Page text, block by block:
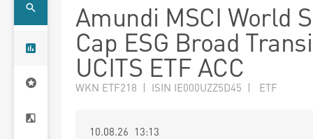
Amundi MSCI World
Cap ESG Broad
UCITS ETF ACC
WKN ETF218 | ISIN IE000UZZ5D45 | ETF
10.08.26 13:13